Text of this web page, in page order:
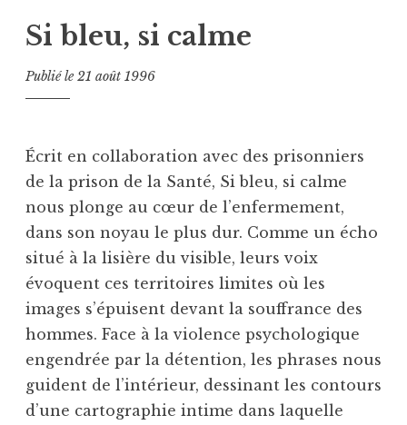
Si bleu, si calme
Publié le21 août 1996
Écrit en collaboration avec des prisonniers
de la prison de la Santé, Si bleu, si calme
nous plonge au cœur de l’enfermement,
dans son noyau le plus dur. Comme un écho
situé à la lisière du visible, leurs voix
évoquent ces territoires limites où les
images s’épuisent devant la souffrance des
hommes. Face à la violence psychologique
engendrée par la détention, les phrases nous
guident de l’intérieur, dessinant les contours
d’une cartographie intime dans laquelle